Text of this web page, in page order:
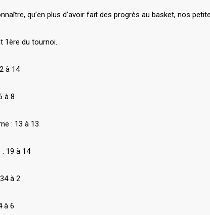
qu’en plus d’avoir fait des progrès au basket, nos
1ère du tournoi.
à 14
à 8
: 13 à 13
19 à 14
à 2
à 6